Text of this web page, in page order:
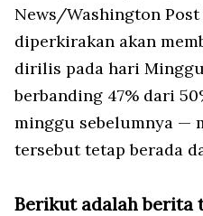
News/Washington
diperkirakan akan
dirilis pada hari
berbanding 47% dari
minggu sebelumnya —
tersebut tetap berada
Berikut adalah berita